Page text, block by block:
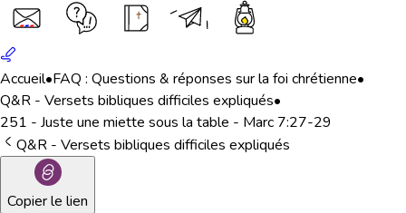
Accueil•FAQ : Questions & réponses sur la foi chrétienne•
Q&R - Versets bibliques difficiles expliqués•
251 - Juste une miette sous la table - Marc 7:27-29
Q&R - Versets bibliques difficiles expliqués
Copier le lien